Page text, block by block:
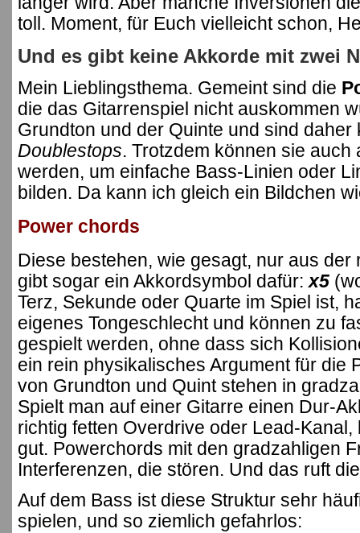
toll. Moment, für Euch vielleicht schon,
Und es gibt keine Akkorde mit zwei
Mein Lieblingsthema. Gemeint sind die
die das Gitarrenspiel nicht auskommen
Grundton und der Quinte und sind
Doublestops. Trotzdem können sie
werden, um einfache Bass-Linien oder
bilden. Da kann ich gleich ein Bildchen
Power chords
Diese bestehen, wie gesagt, nur aus
gibt sogar ein Akkordsymbol dafür:x5
Terz, Sekunde oder Quarte im Spiel ist,
eigenes Tongeschlecht und können zu
gespielt werden, ohne dass sich
ein rein physikalisches Argument für die
von Grundton und Quint stehen in
Spielt man auf einer Gitarre einen Dur-
richtig fetten Overdrive oder Lead-
gut. Powerchords mit den gradzahligen
Interferenzen, die stören. Und das ruft
Auf dem Bass ist diese Struktur sehr
spielen, und so ziemlich gefahrlos: